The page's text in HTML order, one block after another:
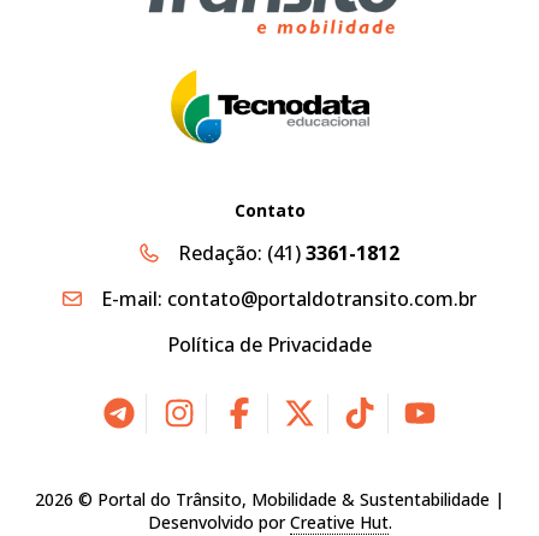
Contato
Redação: (41)3361-1812
E-mail: contato@portaldotransito.com.br
Política de Privacidade
2026 © Portal do Trânsito, Mobilidade & Sustentabilidade |
Desenvolvido porCreative Hut.